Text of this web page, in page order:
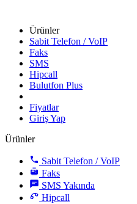
Ürünler
Sabit Telefon / VoIP
Faks
SMS
Hipcall
Bulutfon Plus
Fiyatlar
Giriş Yap
Ürünler
Sabit Telefon / VoIP
Faks
SMS Yakında
Hipcall